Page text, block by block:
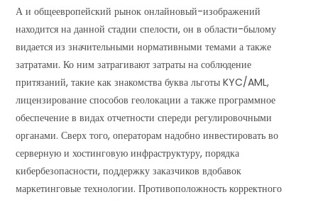
А и общеевропейский рынок онлайновый-изображений
находится на данной стадии спелости, он в области-былому
видается из значительными нормативными темами а также
затратами. Ко ним затрагивают затраты на соблюдение
притязаний, такие как знакомства буква льготы KYC/AML,
лицензирование способов геолокации а также программное
обеспечение в видах отчетности спереди регулировочными
органами. Сверх того, операторам надобно инвестировать во
серверную и хостинговую инфраструктуру, порядка
кибербезопасности, поддержку заказчиков вдобавок
маркетинговые технологии. Противоположность корректного